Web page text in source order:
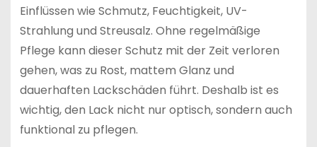
Einflüssen wie Schmutz, Feuchtigkeit, UV-
Strahlung und Streusalz. Ohne regelmäßige
Pflege kann dieser Schutz mit der Zeit verloren
gehen, was zu Rost, mattem Glanz und
dauerhaften Lackschäden führt. Deshalb ist es
wichtig, den Lack nicht nur optisch, sondern auch
funktional zu pflegen.